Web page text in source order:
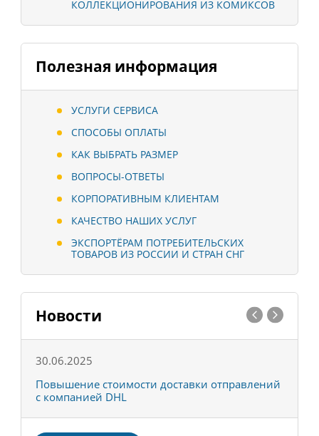
КОЛЛЕКЦИОНИРОВАНИЯ ИЗ КОМИКСОВ
Полезная информация
УСЛУГИ СЕРВИСА
СПОСОБЫ ОПЛАТЫ
КАК ВЫБРАТЬ РАЗМЕР
ВОПРОСЫ-ОТВЕТЫ
КОРПОРАТИВНЫМ КЛИЕНТАМ
КАЧЕСТВО НАШИХ УСЛУГ
ЭКСПОРТЁРАМ ПОТРЕБИТЕЛЬСКИХ
ТОВАРОВ ИЗ РОССИИ И СТРАН СНГ
Новости
30.06.2025
Повышение стоимости доставки отправлений
с компанией DHL